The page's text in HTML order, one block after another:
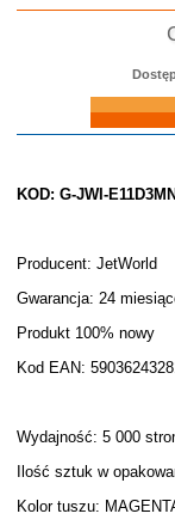
Do koszyka
KOD: G-JWI-E11D3MN
Producent: JetWorld
Gwarancja: 24
Produkt 100% nowy
Kod EAN:
Wydajność: 5 000
Ilość sztuk w
Kolor tuszu: